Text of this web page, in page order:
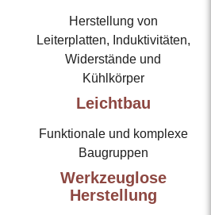
Herstellung von
Leiterplatten, Induktivitäten,
Widerstände und
Kühlkörper
Leichtbau
Funktionale und komplexe
Baugruppen
Werkzeuglose
Herstellung